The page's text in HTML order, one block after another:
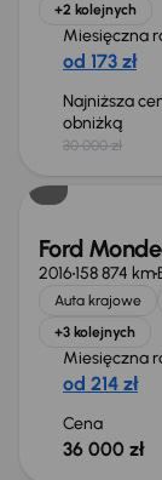
+2 kolejnych
Miesięczna
od 173 zł
Najniższa
obniżką
30 000 zł
Ford
2016158 874 km
Auta krajowe
+3 kolejnych
Miesięczna
od 214 zł
Cena
36 000 zł
Taniej o 2 000